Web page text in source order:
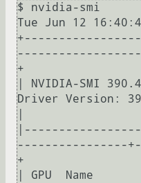
$ nvidia-smi
Tue Jun 12
+
| NVIDIA-SMI
Driver Version:
----------------
+
| GPU  Name